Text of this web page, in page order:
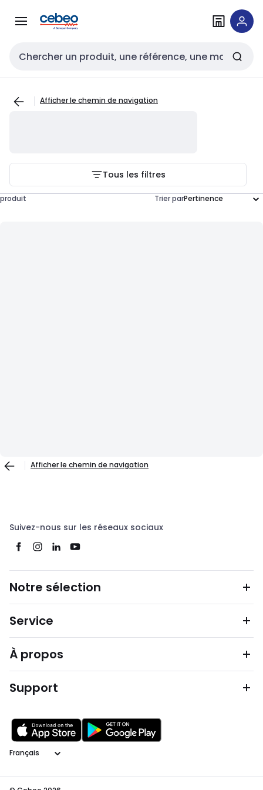
navigationau
Entrée de recherche
Afficher le chemin de navigation
Tous les filtres
produit Trier par
Afficher le chemin de navigation
Suivez-nous sur les réseaux sociaux
Notre sélection
Service
À propos
Support
Langage